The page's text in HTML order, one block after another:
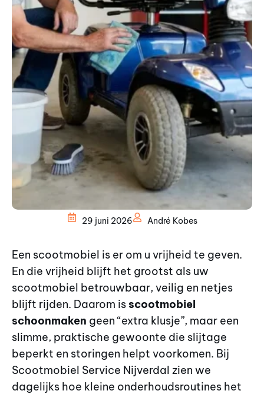
29 juni 2026 André Kobes
Een scootmobiel is er om u vrijheid te geven.
En die vrijheid blijft het grootst als uw
scootmobiel betrouwbaar, veilig en netjes
blijft rijden. Daarom is scootmobiel
schoonmaken geen “extra klusje”, maar een
slimme, praktische gewoonte die slijtage
beperkt en storingen helpt voorkomen. Bij
Scootmobiel Service Nijverdal zien we
dagelijks hoe kleine onderhoudsroutines het